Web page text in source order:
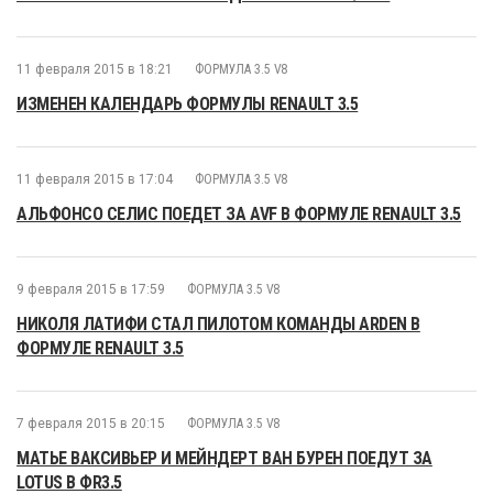
11 февраля 2015 в 18:21 ФОРМУЛА 3.5 V8
ИЗМЕНЕН КАЛЕНДАРЬ ФОРМУЛЫ RENAULT 3.5
11 февраля 2015 в 17:04 ФОРМУЛА 3.5 V8
АЛЬФОНСО СЕЛИС ПОЕДЕТ ЗА AVF В ФОРМУЛЕ RENAULT 3.5
9 февраля 2015 в 17:59 ФОРМУЛА 3.5 V8
НИКОЛЯ ЛАТИФИ СТАЛ ПИЛОТОМ КОМАНДЫ ARDEN В
ФОРМУЛЕ RENAULT 3.5
7 февраля 2015 в 20:15 ФОРМУЛА 3.5 V8
МАТЬЕ ВАКСИВЬЕР И МЕЙНДЕРТ ВАН БУРЕН ПОЕДУТ ЗА
LOTUS В ФR3.5